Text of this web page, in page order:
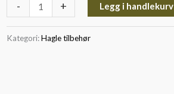
- + Legg i handlekurv
Kategori:Hagle tilbehør